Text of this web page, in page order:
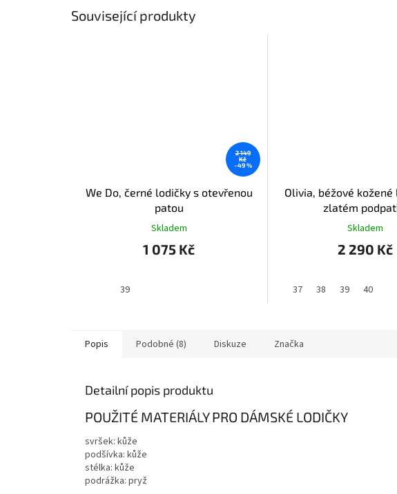
Související produkty
2 149
Kč
–49 %
We Do, černé lodičky s otevřenou
patou
Skladem
1 075 Kč
39
Olivia, béžové kožené
zlatém
Skladem
2 290 Kč
37 38 39 40
Popis Podobné (8) Diskuze Značka
Detailní popis produktu
POUŽITÉ MATERIÁLY PRO DÁMSKÉ LODIČKY
svršek: kůže
podšívka: kůže
stélka: kůže
podrážka: pryž